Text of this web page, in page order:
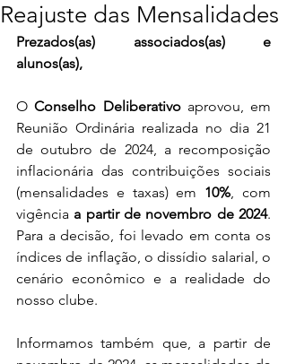
Reajuste das Mensalidades
Prezados(as) associados(as) e
alunos(as),
O Conselho Deliberativo aprovou, em
Reunião Ordinária realizada no dia 21
de outubro de 2024, a recomposição
inflacionária das contribuições sociais
(mensalidades e taxas) em 10%, com
vigência a partir de novembro de 2024.
Para a decisão, foi levado em conta os
índices de inflação, o dissídio salarial, o
cenário econômico e a realidade do
nosso clube.
Informamos também que, a partir de